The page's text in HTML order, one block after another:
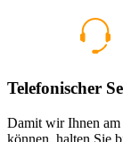
Telefonischer
Damit wir Ihnen am
können, halten Sie